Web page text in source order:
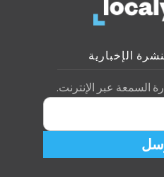
الإخبارية
السمعة عبر الإنترنت.